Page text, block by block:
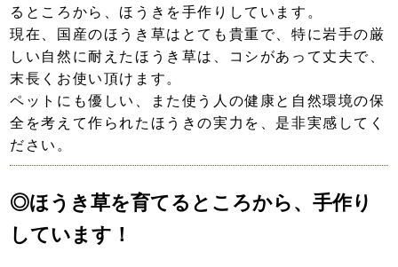
るところから、ほうきを手作りしています。
現在、国産のほうき草はとても貴重で、特に岩手の厳
しい自然に耐えたほうき草は、コシがあって丈夫で、
末長くお使い頂けます。
ペットにも優しい、また使う人の健康と自然環境の保
全を考えて作られたほうきの実力を、是非実感してく
ださい。
◎ほうき草を育てるところから、手作り
しています！